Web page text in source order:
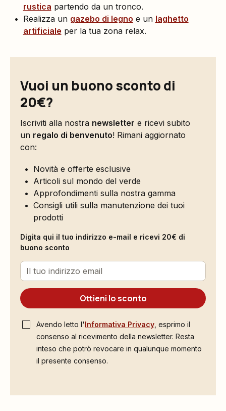
rustica partendo da un tronco.
Realizza un gazebo di legno e un laghetto
artificiale per la tua zona relax.
Vuoi un buono sconto di
20€?
Iscriviti alla nostra newsletter e ricevi subito
un regalo di benvenuto! Rimani aggiornato
con:
Novità e offerte esclusive
Articoli sul mondo del verde
Approfondimenti sulla nostra gamma
Consigli utili sulla manutenzione dei tuoi
prodotti
Digita qui il tuo indirizzo e-mail e ricevi 20€ di
buono sconto
Ottieni lo sconto
Avendo letto l'Informativa Privacy , esprimo il
consenso al ricevimento della newsletter. Resta
inteso che potrò revocare in qualunque momento
il presente consenso.